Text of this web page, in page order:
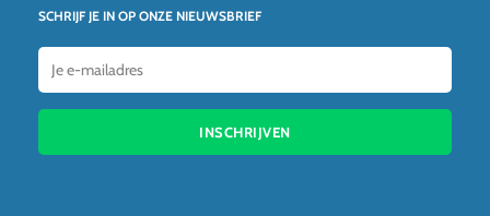
SCHRIJF JE IN OP ONZE NIEUWSBRIEF
INSCHRIJVEN